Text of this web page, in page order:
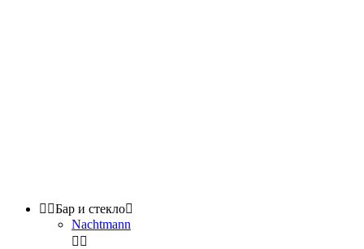
 Бар и стекло
Nachtmann
 